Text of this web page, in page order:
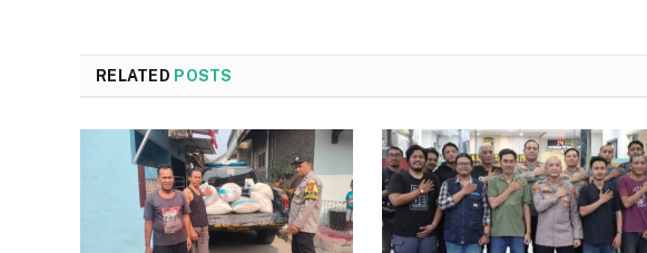
RELATED POSTS